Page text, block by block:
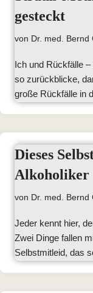
gesteckt
von Dr. med. Bernd
Ich und Rückfälle
so zurückblicke,
große Rückfälle in
Dieses
Alkoholiker
von Dr. med. Bernd
Jeder kennt hier,
Zwei Dinge fallen
Selbstmitleid, das